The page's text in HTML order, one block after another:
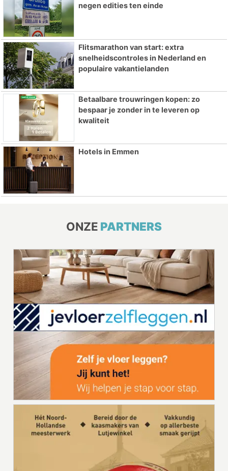
negen edities ten einde
Flitsmarathon van start: extra
snelheidscontroles in Nederland en
populaire vakantielanden
Betaalbare trouwringen kopen: zo
bespaar je zonder in te leveren op
kwaliteit
Hotels in Emmen
ONZE PARTNERS